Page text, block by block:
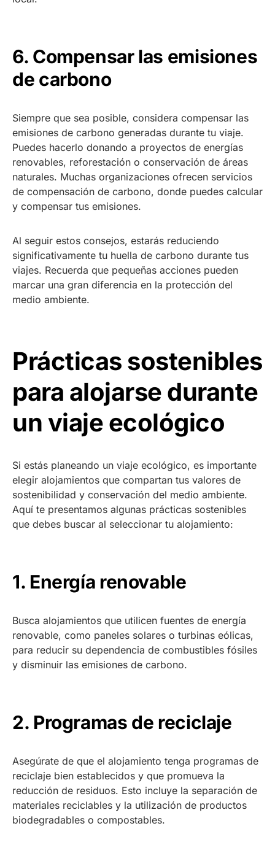
6. Compensar las emisiones
de carbono
Siempre que sea posible, considera compensar las
emisiones de carbono generadas durante tu viaje.
Puedes hacerlo donando a proyectos de energías
renovables, reforestación o conservación de áreas
naturales. Muchas organizaciones ofrecen servicios
de compensación de carbono, donde puedes calcular
y compensar tus emisiones.
Al seguir estos consejos, estarás reduciendo
significativamente tu huella de carbono durante tus
viajes. Recuerda que pequeñas acciones pueden
marcar una gran diferencia en la protección del
medio ambiente.
Prácticas sostenibles
para alojarse durante
un viaje ecológico
Si estás planeando un viaje ecológico, es importante
elegir alojamientos que compartan tus valores de
sostenibilidad y conservación del medio ambiente.
Aquí te presentamos algunas prácticas sostenibles
que debes buscar al seleccionar tu alojamiento:
1. Energía renovable
Busca alojamientos que utilicen fuentes de energía
renovable, como paneles solares o turbinas eólicas,
para reducir su dependencia de combustibles fósiles
y disminuir las emisiones de carbono.
2. Programas de reciclaje
Asegúrate de que el alojamiento tenga programas de
reciclaje bien establecidos y que promueva la
reducción de residuos. Esto incluye la separación de
materiales reciclables y la utilización de productos
biodegradables o compostables.